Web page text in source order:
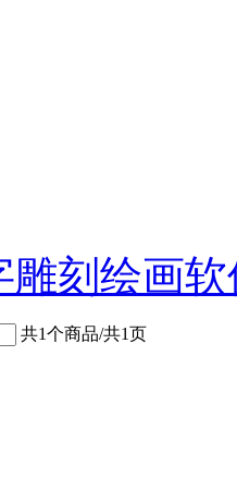
雕刻绘画
共1个商品/共1页